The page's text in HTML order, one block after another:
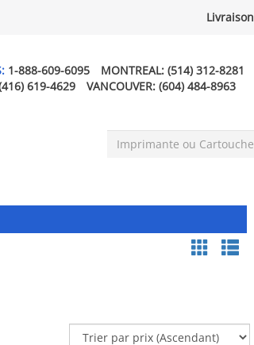
Livraison
1-888-609-6095 MONTREAL: (514) 312-8281
619-4629 VANCOUVER: (604) 484-8963